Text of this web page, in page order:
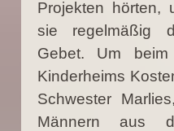
Projekten hörten,
sie regelmäßig
Gebet. Um
Kinderheims
Schwester
Männern aus